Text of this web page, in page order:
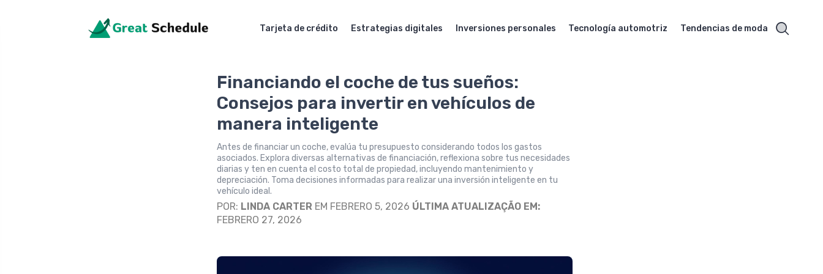
Tarjeta de crédito Estrategias digitales Inversiones personales Tecnología automotriz Tendencias de moda
Financiando el coche de tus sueños:
Consejos para invertir en vehículos de
manera inteligente
Antes de financiar un coche, evalúa tu presupuesto considerando todos los gastos
asociados. Explora diversas alternativas de financiación, reflexiona sobre tus necesidades
diarias y ten en cuenta el costo total de propiedad, incluyendo mantenimiento y
depreciación. Toma decisiones informadas para realizar una inversión inteligente en tu
vehículo ideal.
POR: LINDA CARTER EM FEBRERO 5, 2026 ÚLTIMA ATUALIZAÇÃO EM:
FEBRERO 27, 2026